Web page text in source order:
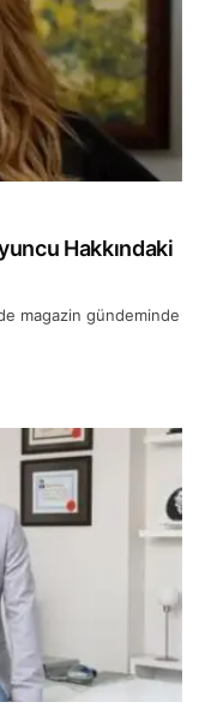
Hakkındaki
magazin gündeminde